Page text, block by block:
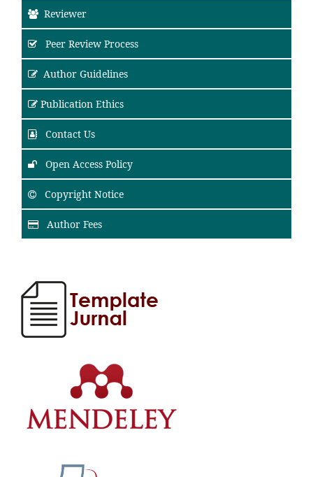
Reviewer
Peer Review Process
Author Guidelines
Publication Ethics
Contact Us
Open Access Policy
Copyright Notice
Author Fees